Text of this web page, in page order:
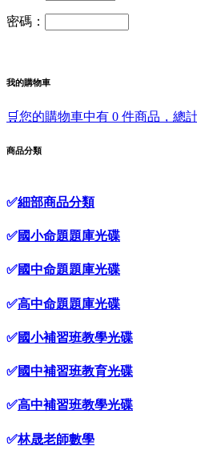
密碼：
我的購物車
🛒您的購物車中有 0 件商品，總
商品分類
✅細部商品分類
✅國小命題題庫光碟
✅國中命題題庫光碟
✅高中命題題庫光碟
✅國小補習班教學光碟
✅國中補習班教育光碟
✅高中補習班教學光碟
✅林晟老師數學